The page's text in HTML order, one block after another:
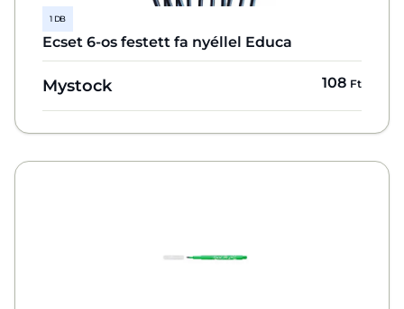
1 DB
Ecset 6-os festett fa nyéllel Educa
Mystock 108 Ft